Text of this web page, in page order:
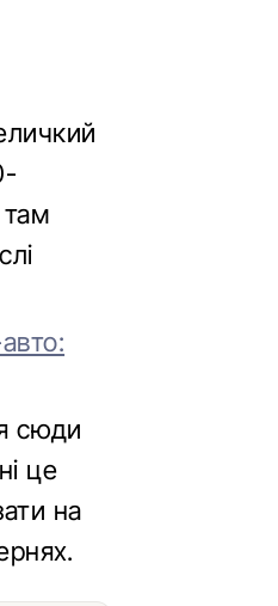
сюди
це
на